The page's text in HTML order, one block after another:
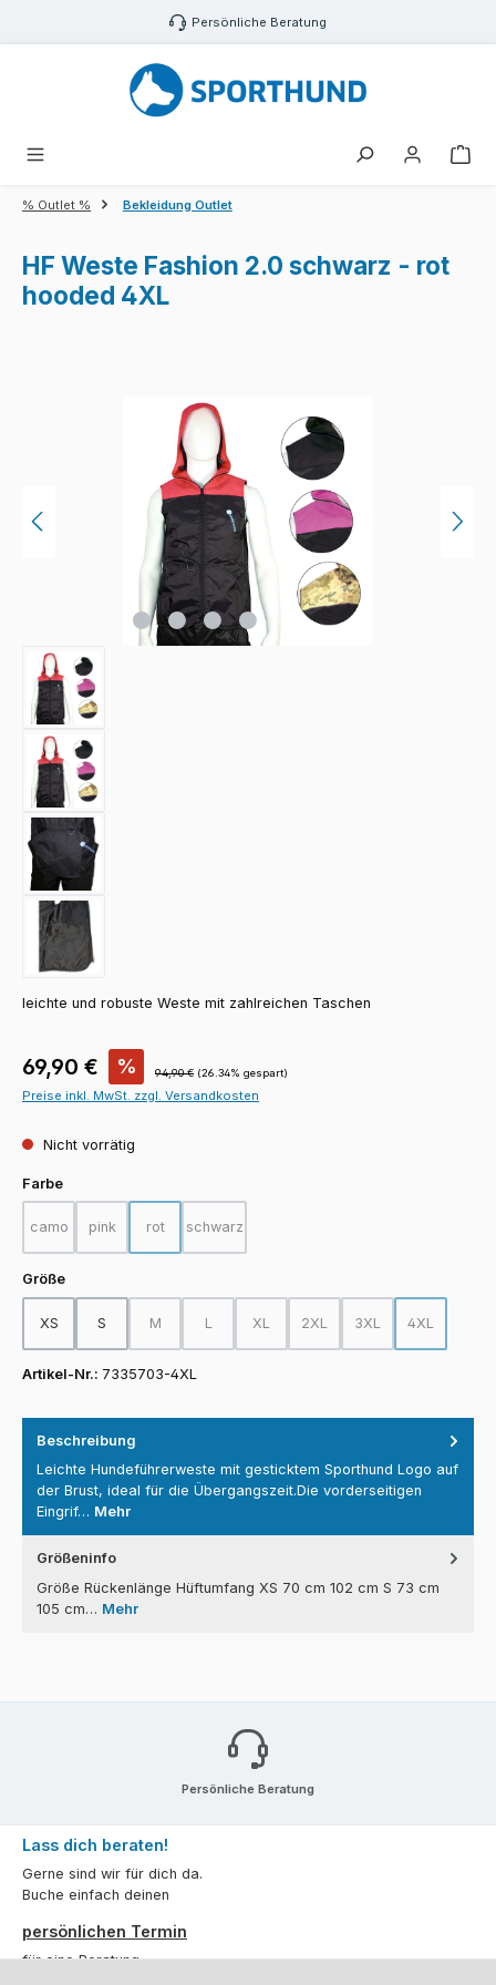
Zum Hauptinhalt springen Persönliche Beratung
% Outlet % Bekleidung Outlet
HF Weste Fashion 2.0 schwarz - rot
hooded 4XL
Bildergalerie überspringen
leichte und robuste Weste mit zahlreichen Taschen
Verkaufspreis:
69,90 € % Regulärer Preis:
94,90 € (26.34% gespart)
Preise inkl. MwSt. zzgl. Versandkosten
Nicht vorrätig
Farbeauswählen
camo
(Diese Option ist zurzeit nicht verfügbar.)
pink
(Diese Option ist zurzeit nicht verfügbar.)
rot
(Diese Option ist zurzeit nicht verfügbar.)
schwarz
(Diese Option ist zurzeit nicht verfügbar.)
Größeauswählen
XS S M
(Diese Option ist zurzeit nicht verfügbar.)
L
(Diese Option ist zurzeit nicht verfügbar.)
XL
(Diese Option ist zurzeit nicht
2XL
(Diese Option ist zurzeit
3XL
(Diese Option ist
4XL
(Diese
Artikel-Nr.: 7335703-4XL
Beschreibung
Leichte Hundeführerweste mit gesticktem Sporthund Logo auf
der Brust, ideal für die Übergangszeit.Die vorderseitigen
Eingrif… Mehr
Größeninfo
Größe Rückenlänge Hüftumfang XS 70 cm 102 cm S 73 cm
105 cm… Mehr
Persönliche Beratung
Lass dich beraten!
Gerne sind wir für dich da.
Buche einfach deinen
persönlichen Termin
für eine Beratung.